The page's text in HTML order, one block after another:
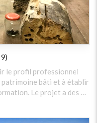
le profil professionnel
bâti et à établir
Le projet a des …